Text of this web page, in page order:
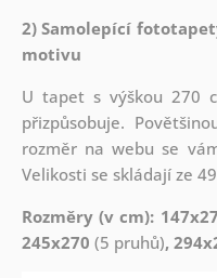
2) Samolepící
motivu
U tapet s výškou 270
přizpůsobuje.
rozměr na webu se
Velikosti se skládají ze
Rozměry (v cm):
245x270 (5 pruhů),